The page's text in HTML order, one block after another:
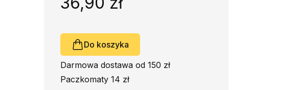
Do koszyka
Darmowa dostawa od 150 zł
Paczkomaty 14 zł